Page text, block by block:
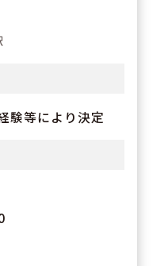
等により決定